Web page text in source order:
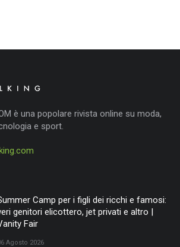
è una popolare rivista online su moda,
e sport.
Camp per i figli dei ricchi e famosi:
genitori elicottero, jet privati e altro |
Fair
Agosto 2026